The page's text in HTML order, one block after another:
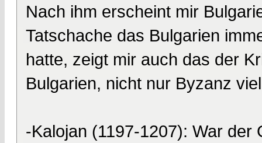
Nach ihm erscheint mir
Tatschache das Bulgarien
hatte, zeigt mir auch das der
Bulgarien, nicht nur Byzanz
-Kalojan (1197-1207): War